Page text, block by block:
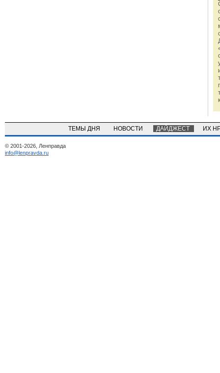
ТЕМЫ ДНЯ НОВОСТИ ДАЙДЖЕСТ ИХ
© 2001-2026, Ленправда
info@lenpravda.ru